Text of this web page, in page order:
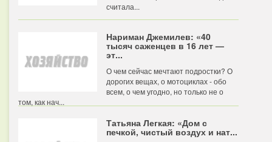
считала...
Нариман Джемилев: «40
тысяч саженцев в 16 лет —
эт...
О чем сейчас мечтают подростки? О
дорогих вещах, о мотоциклах - обо
всем, о чем угодно, но только не о
том, как нач...
Татьяна Легкая: «Дом с
печкой, чистый воздух и нат...